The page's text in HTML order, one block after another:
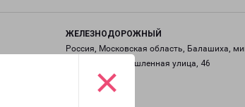
×
ЖЕЛЕЗНОДОРОЖНЫЙ
Россия, Московская область, Балашиха,
Саввино, Промышленная улица, 46
на карте